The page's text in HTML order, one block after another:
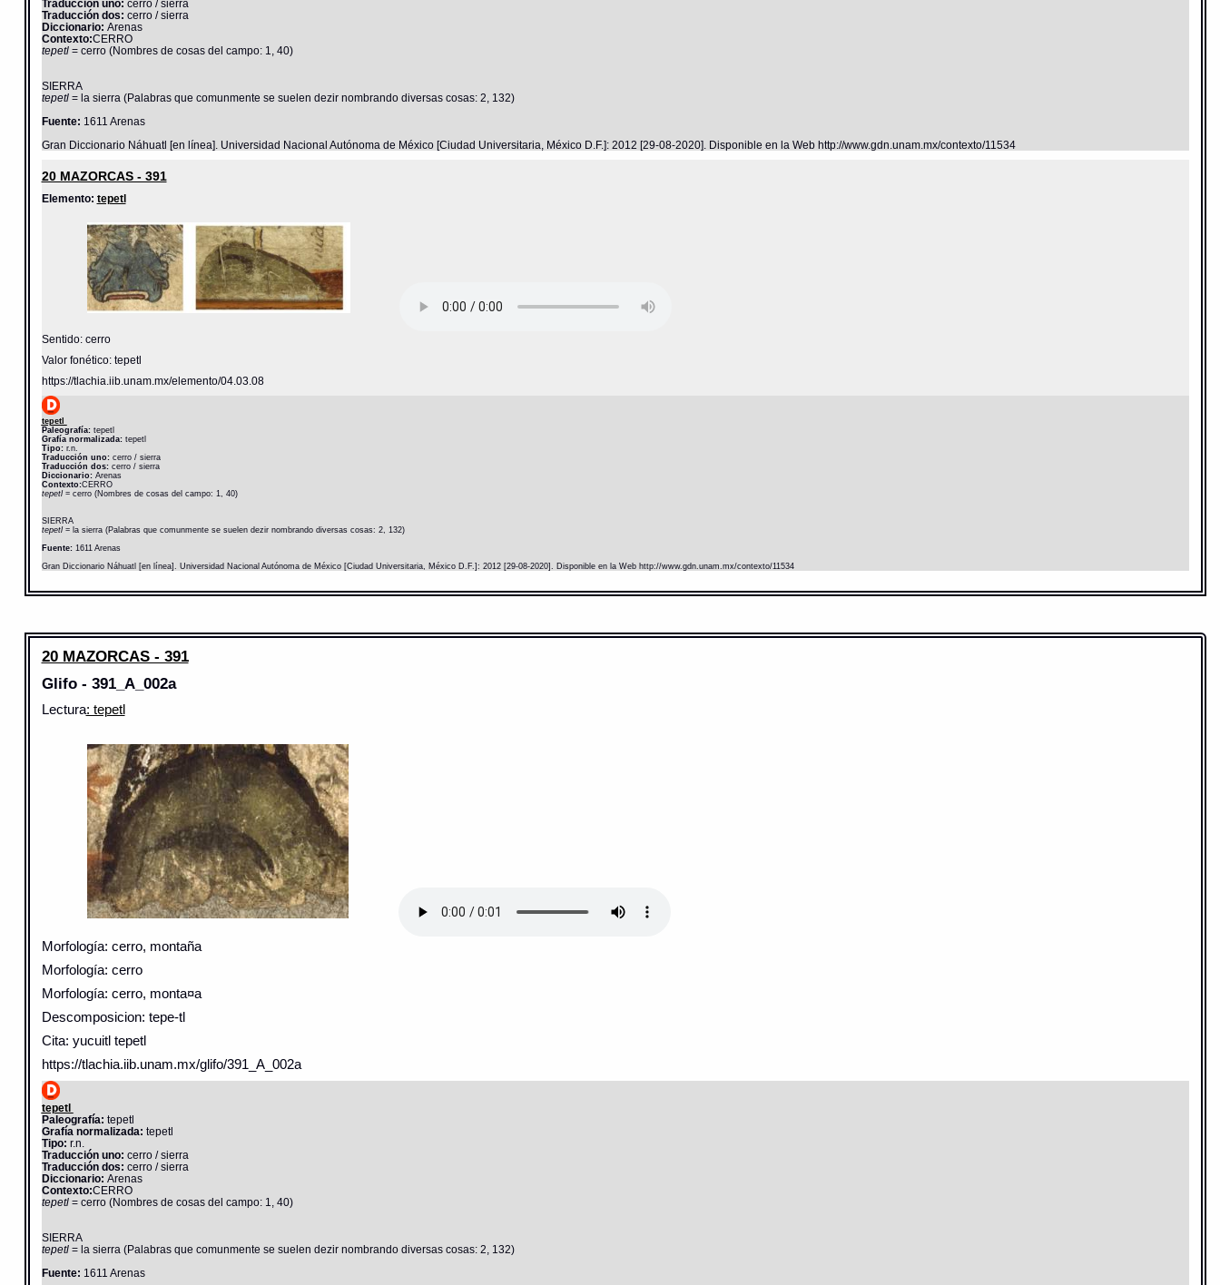
Traducción uno: cerro / sierra
Traducción dos: cerro / sierra
Diccionario: Arenas
Contexto:CERRO
tepetl = cerro (Nombres de cosas del campo: 1, 40)
SIERRA
tepetl = la sierra (Palabras que comunmente se suelen dezir nombrando diversas cosas: 2, 132)
Fuente: 1611 Arenas
Gran Diccionario Náhuatl [en línea]. Universidad Nacional Autónoma de México [Ciudad Universitaria, México D.F.]: 2012 [29-08-2020]. Disponible en la Web http://www.gdn.unam.mx/contexto/11534
20 MAZORCAS - 391
Elemento: tepetl
Sentido: cerro
Valor fonético: tepetl
https://tlachia.iib.unam.mx/elemento/04.03.08
tepetl
Paleografía:tepetl
Grafía normalizada:tepetl
Tipo:r.n.
Traducción uno:cerro / sierra
Traducción dos:cerro / sierra
Diccionario: Arenas
Contexto:CERRO
tepetl = cerro (Nombres de cosas del campo: 1, 40)
SIERRA
tepetl = la sierra (Palabras que comunmente se suelen dezir nombrando diversas cosas: 2, 132)
Fuente:1611 Arenas
Gran Diccionario Náhuatl [en línea]. Universidad Nacional Autónoma de México [Ciudad Universitaria, México D.F.]: 2012 [29-08-2020]. Disponible en la Web http://www.gdn.unam.mx/contexto/11534
20 MAZORCAS - 391
Glifo - 391_A_002a
Lectura: tepetl
Morfología: cerro, montaña
Morfología: cerro
Morfología: cerro, monta¤a
Descomposicion: tepe-tl
Cita: yucuitl tepetl
https://tlachia.iib.unam.mx/glifo/391_A_002a
tepetl
Paleografía: tepetl
Grafía normalizada: tepetl
Tipo: r.n.
Traducción uno: cerro / sierra
Traducción dos: cerro / sierra
Diccionario: Arenas
Contexto:CERRO
tepetl = cerro (Nombres de cosas del campo: 1, 40)
SIERRA
tepetl = la sierra (Palabras que comunmente se suelen dezir nombrando diversas cosas: 2, 132)
Fuente: 1611 Arenas